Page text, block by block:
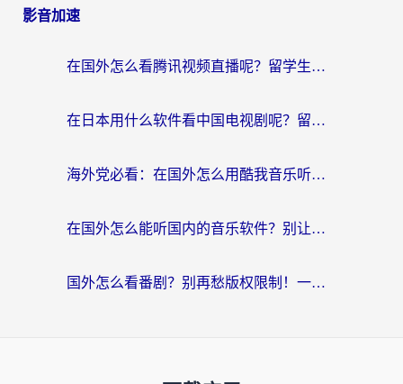
影音加速
在国外怎么看腾讯视频直播呢？留学生亲测有效的回国加速指南
在日本用什么软件看中国电视剧呢？留学生亲测有效的回国加速方案
海外党必看：在国外怎么用酷我音乐听音乐？告别“地区不支持”的实用指南
在国外怎么能听国内的音乐软件？别让版权限制断了你的“中文歌单”
国外怎么看番剧？别再愁版权限制！一个工具解决所有回国追剧难题